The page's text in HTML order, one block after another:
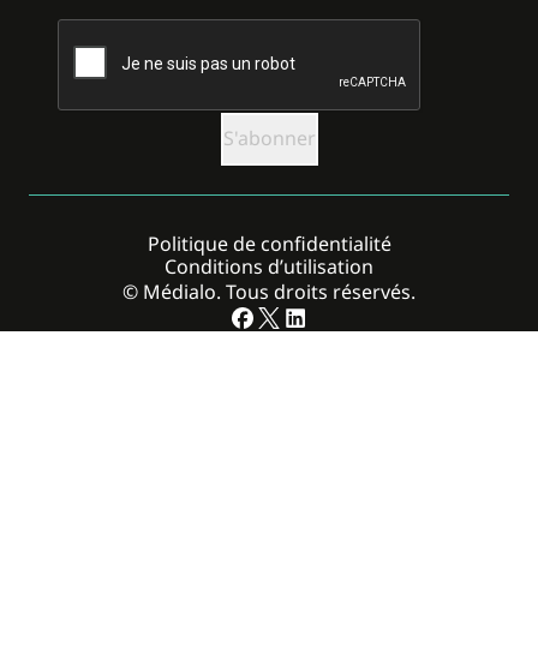
CAPTCHA
© Médialo. Tous droits réservés.
Politique de confidentialité
Conditions d’utilisation